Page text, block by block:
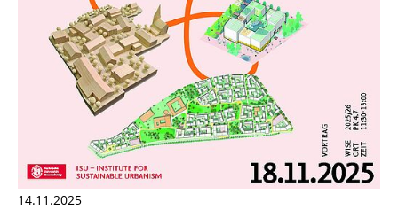
14.11.2025